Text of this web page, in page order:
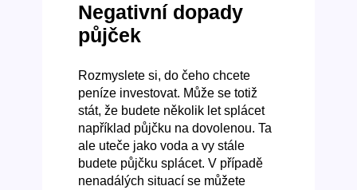
Negativní dopady
půjček
Rozmyslete si, do čeho chcete
peníze investovat. Může se totiž
stát, že budete několik let splácet
například půjčku na dovolenou. Ta
ale uteče jako voda a vy stále
budete půjčku splácet. V případě
nenadálých situací se můžete